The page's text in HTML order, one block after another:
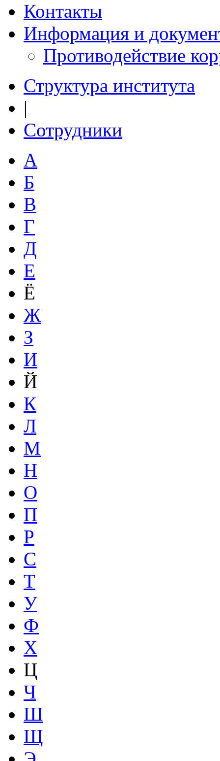
Контакты
Информация и
Противодействие
Структура института
|
Сотрудники
А
Б
В
Г
Д
Е
Ё
Ж
З
И
Й
К
Л
М
Н
О
П
Р
С
Т
У
Ф
Х
Ц
Ч
Ш
Щ